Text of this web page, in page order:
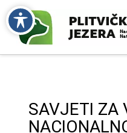
SAVJETI ZA